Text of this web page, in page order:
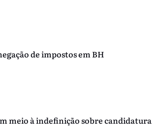
de impostos em BH
meio à indefinição sobre candidatura